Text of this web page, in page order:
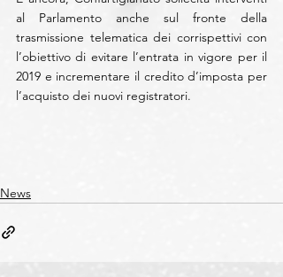
al Parlamento anche sul fronte della
trasmissione telematica dei corrispettivi con
l’obiettivo di evitare l’entrata in vigore per il
2019 e incrementare il credito d’imposta per
l’acquisto dei nuovi registratori.
News